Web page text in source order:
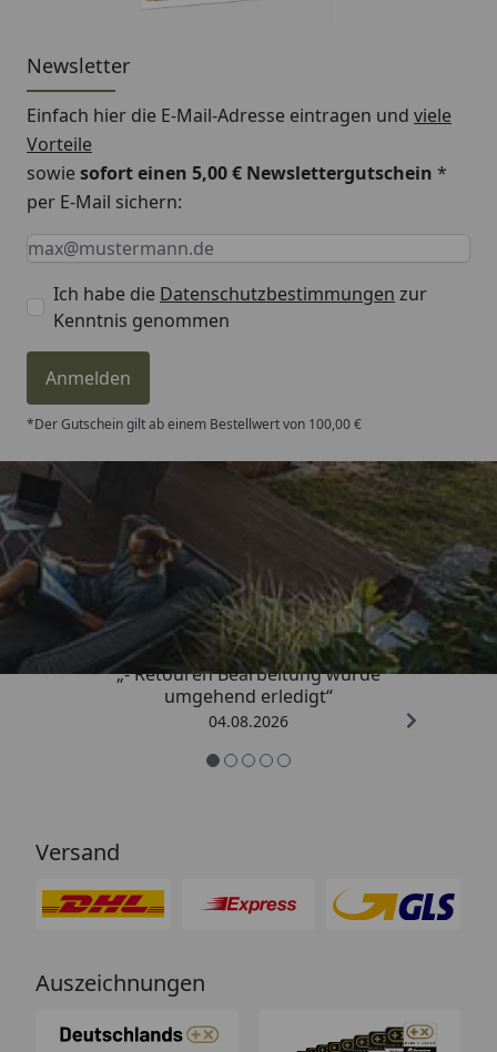
Newsletter
Einfach hier die E-Mail-Adresse eintragen und viele
Vorteile
sowiesofort einen 5,00 € Newslettergutschein *
per E-Mail sichern:
Keine Eingabe erforderlich
Eingabe erforderlich
E-Mail *
Ich habe die Datenschutzbestimmungen zur
Kenntnis genommen
Anmelden
*Der Gutschein gilt ab einem Bestellwert von 100,00 €
Trusted Shops
4,81/ 5
„- Retouren Bearbeitung wurde
umgehend erledigt“
04.08.2026
Versand
Auszeichnungen